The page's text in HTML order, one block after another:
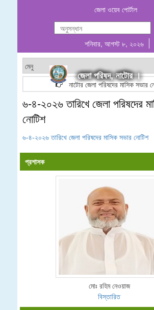
জেলা ওয়েব পোর্টাল
শনিবার, আগস্ট ৮, ২০২৬
জেলা পরিষদ, নাটোর ।
নাটোর জেলা পরিষদের মাসিক সভার
৬-৪-২০২৬ তারিখে জেলা পরিষদের
নোটিশ
৬-৪-২০২৬ তারিখে জেলা পরিষদের মাসিক সভার নোটিশ
প্রশাসক
মোঃ রহিম নেওয়াজ
বিস্তারিত